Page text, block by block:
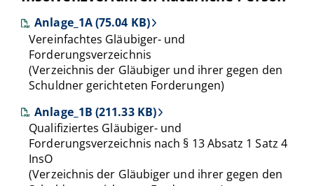
Anlage_1A (75.04 KB)
Vereinfachtes Gläubiger- und
Forderungsverzeichnis
(Verzeichnis der Gläubiger und ihrer gegen den
Schuldner gerichteten Forderungen)
Anlage_1B (211.33 KB)
Qualifiziertes Gläubiger- und
Forderungsverzeichnis nach § 13 Absatz 1 Satz 4
InsO
(Verzeichnis der Gläubiger und ihrer gegen den